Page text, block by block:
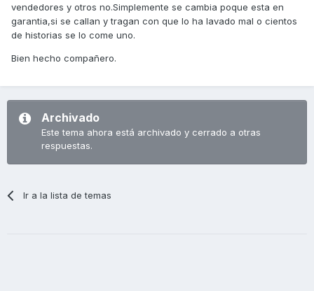
vendedores y otros no.Simplemente se cambia poque esta en
garantia,si se callan y tragan con que lo ha lavado mal o cientos
de historias se lo come uno.
Bien hecho compañero.
Archivado
Este tema ahora está archivado y cerrado a otras
respuestas.
Ir a la lista de temas